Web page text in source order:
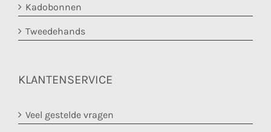
Kadobonnen
Tweedehands
KLANTENSERVICE
Veel gestelde vragen